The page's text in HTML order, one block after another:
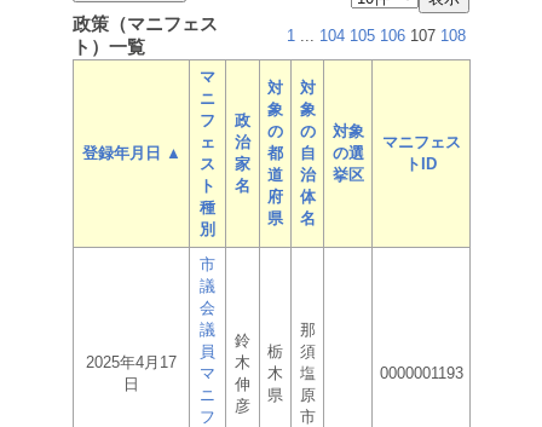
政策（マニフェス
ト）一覧
1 ... 104 105 106 107 108
登録年月日 ▲
マ
ニ
フ
ェ
ス
ト
種
別
政
治
家
名
対
象
の
都
道
府
県
対
象
の
自
治
体
名
対象
の選
挙区
マニフェス
トID
2025年4月17
日
市
議
会
議
員
マ
ニ
フ
鈴
木
伸
彦
栃
木
県
那
須
塩
原
市
0000001193